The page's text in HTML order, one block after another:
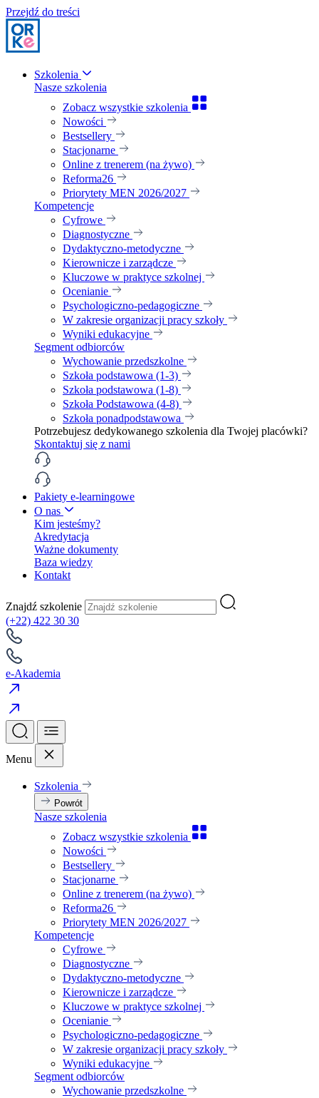
Przejdź do treści
Szkolenia
Nasze szkolenia
Zobacz wszystkie szkolenia
Nowości
Bestsellery
Stacjonarne
Online z trenerem (na żywo)
Reforma26
Priorytety MEN 2026/2027
Kompetencje
Cyfrowe
Diagnostyczne
Dydaktyczno-metodyczne
Kierownicze i zarządcze
Kluczowe w praktyce szkolnej
Ocenianie
Psychologiczno-pedagogiczne
W zakresie organizacji pracy szkoły
Wyniki edukacyjne
Segment odbiorców
Wychowanie przedszkolne
Szkoła podstawowa (1-3)
Szkoła podstawowa (1-8)
Szkoła Podstawowa (4-8)
Szkoła ponadpodstawowa
Potrzebujesz dedykowanego szkolenia dla Twojej placówki?
Skontaktuj się z nami
Pakiety e-learningowe
O nas
Kim jesteśmy?
Akredytacja
Ważne dokumenty
Baza wiedzy
Kontakt
Znajdź szkolenie
(+22) 422 30 30
e-Akademia
Menu
Szkolenia
Powrót
Nasze szkolenia
Zobacz wszystkie szkolenia
Nowości
Bestsellery
Stacjonarne
Online z trenerem (na żywo)
Reforma26
Priorytety MEN 2026/2027
Kompetencje
Cyfrowe
Diagnostyczne
Dydaktyczno-metodyczne
Kierownicze i zarządcze
Kluczowe w praktyce szkolnej
Ocenianie
Psychologiczno-pedagogiczne
W zakresie organizacji pracy szkoły
Wyniki edukacyjne
Segment odbiorców
Wychowanie przedszkolne